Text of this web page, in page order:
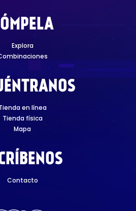
Explora
en línea
Tienda física
Mapa
Contacto